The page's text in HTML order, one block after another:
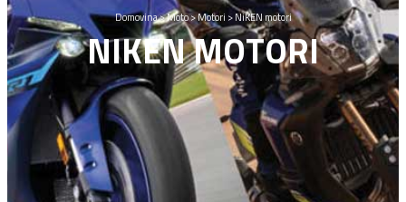
Domovina>Moto>Motori >NiKEN motori
NIKEN MOTORI